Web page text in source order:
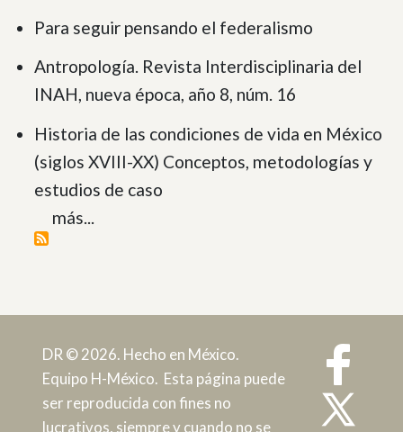
Para seguir pensando el federalismo
Antropología. Revista Interdisciplinaria del
INAH, nueva época, año 8, núm. 16
Historia de las condiciones de vida en México
(siglos XVIII-XX) Conceptos, metodologías y
estudios de caso
más...
DR © 2026. Hecho en México.
Equipo H-México. Esta página puede
ser reproducida con fines no
lucrativos, siempre y cuando no se